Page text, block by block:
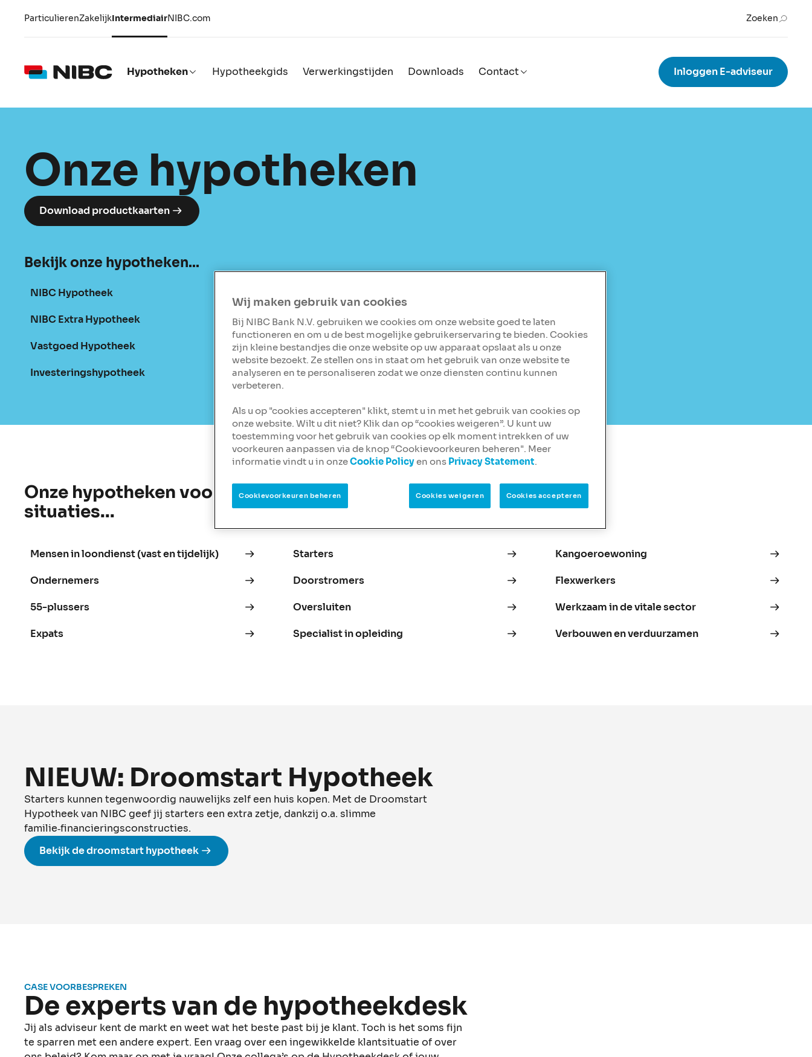
ParticulierenZakelijkIntermediairNIBC.com Zoeken
Hypotheken Hypotheekgids Verwerkingstijden Downloads Contact Inloggen E-adviseur
Onze hypotheken
Download productkaarten
Bekijk onze hypotheken...
NIBC Hypotheek
NIBC Extra Hypotheek
Vastgoed Hypotheek
Investeringshypotheek
Onze hypotheken voor alle doelgroepen of
situaties...
Mensen in loondienst (vast en tijdelijk)
Ondernemers
55-plussers
Expats
Starters
Doorstromers
Oversluiten
Specialist in opleiding
Kangoeroewoning
Flexwerkers
Werkzaam in de vitale sector
Verbouwen en verduurzamen
NIEUW: Droomstart Hypotheek
Starters kunnen tegenwoordig nauwelijks zelf een huis kopen. Met de Droomstart
Hypotheek van NIBC geef jij starters een extra zetje, dankzij o.a. slimme
familie‑financieringsconstructies.
Bekijk de droomstart hypotheek
CASE VOORBESPREKEN
De experts van de hypotheekdesk
Jij als adviseur kent de markt en weet wat het beste past bij je klant. Toch is het soms fijn
te sparren met een andere expert. Een vraag over een ingewikkelde klantsituatie of over
Wij maken gebruik van cookies
Bij NIBC Bank N.V. gebruiken we cookies om onze website goed te laten
functioneren en om u de best mogelijke gebruikerservaring te bieden. Cookies
zijn kleine bestandjes die onze website op uw apparaat opslaat als u onze
website bezoekt. Ze stellen ons in staat om het gebruik van onze website te
analyseren en te personaliseren zodat we onze diensten continu kunnen
verbeteren.
Als u op "cookies accepteren" klikt, stemt u in met het gebruik van cookies op
onze website. Wilt u dit niet? Klik dan op “cookies weigeren”. U kunt uw
toestemming voor het gebruik van cookies op elk moment intrekken of uw
voorkeuren aanpassen via de knop “Cookievoorkeuren beheren". Meer
informatie vindt u in onzeCookie Policyen ons Privacy Statement.
Cookievoorkeuren beheren Cookies weigeren Cookies accepteren